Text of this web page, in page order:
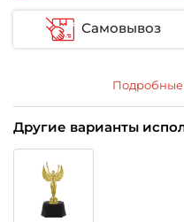
Самовывоз
Подробные
Другие варианты